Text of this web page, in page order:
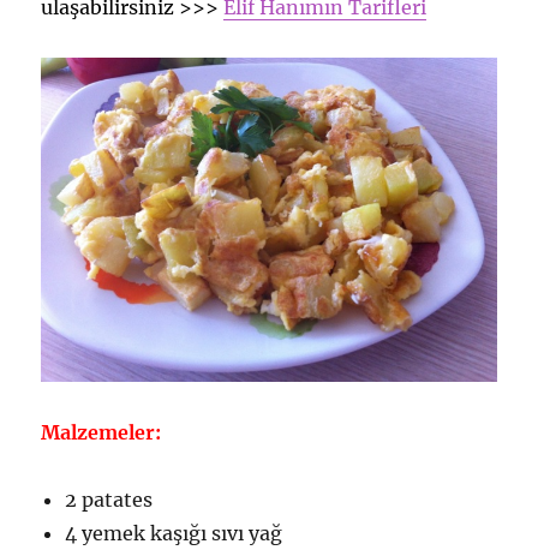
ulaşabilirsiniz >>>Elif Hanımın Tarifleri
Malzemeler:
2 patates
4 yemek kaşığı sıvı yağ